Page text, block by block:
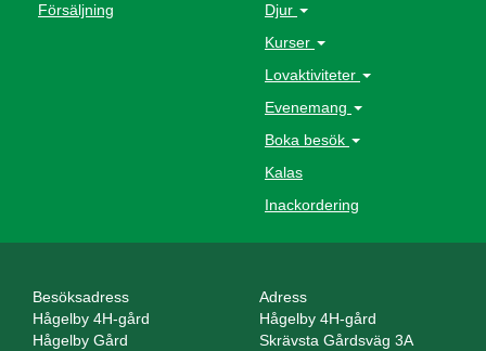
Försäljning
Djur
Kurser
Lovaktiviteter
Evenemang
Boka besök
Kalas
Inackordering
Besöksadress
Hågelby 4H-gård
Hågelby Gård
Adress
Hågelby 4H-gård
Skrävsta Gårdsväg 3A